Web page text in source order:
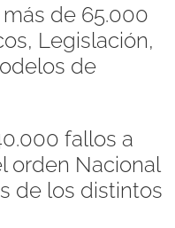
de 65.000
Legislación,
de
fallos a
Nacional
de los distintos